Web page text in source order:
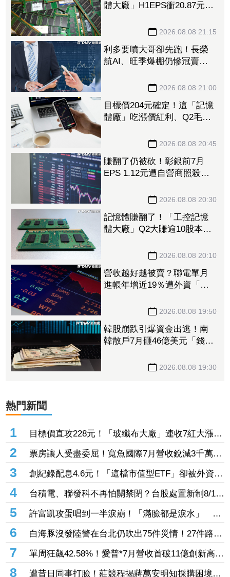
體大廠」H1EPS衝20.87元
2026.08.08 21:15
利多要噴大哥卻先跑！長榮
航AI、旺季爆棚仍慘冠賣超
年增46%也不被買單
2026.08.08 21:00
目標價204元確定！這「記憶
體廠」吃漲價紅利、Q2毛利
2026.08.08 20:45
賺翻了仍被砍！彰銀前7月
EPS 1.12元遭自營商照殺
體」營收創高也遭倒2026.08.08 20:30
記憶體賺翻了！「工控記憶
體大廠」Q2大賺逾10股本、
續旺再迎年月雙增2026.08.08 20:10
營收越好越被賣？聯電單月
進帳年增近19％遭外資「砍
營收刷49個月新高也挨刀
2026.08.08 19:50
韓股崩跌引爆資金出逃！南
韓散戶7月砸46億美元「錢」
2026.08.08 19:30
熱門新聞
1
目標價直攻228元！「玻纖布大廠」連收7紅大漲
32.86% 投信單周撒16.7億元、掃入近萬張
2
票房讓人受盡委屈！寬魚國際7月營收銳減3千萬原
因曝「王心凌票房＞楊丞琳」 網笑翻：是吃了誠
實果實嗎
3
創紀錄配息4.6元！「這檔市值型ETF」卻被外資單
周大砍3.4萬張 00923豪配3.05元同被抽回2億元
4
台積電、聯發科不再怕關禁閉？台股處置新制8/10
上路！處置縮至5天、2分鐘撮合
5
許富凱攻蛋唱到一半淚崩！「滿臉都是淚水」 父
親節開唱思念亡父
6
白海豚沒發陸警在台北仍吹出75件災情！27件路樹
倒塌、21件災情處理中
7
單周狂飆42.58%！愛普*7月營收首破11億創新高
「年增144.57%」 重返準千金股
8 遭昔日同事打臉！莊競程揭蔣萬安明知採購困境